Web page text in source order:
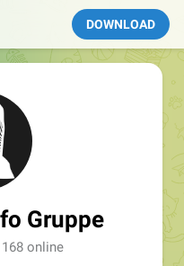
DOWNLOAD
Gruppe
online